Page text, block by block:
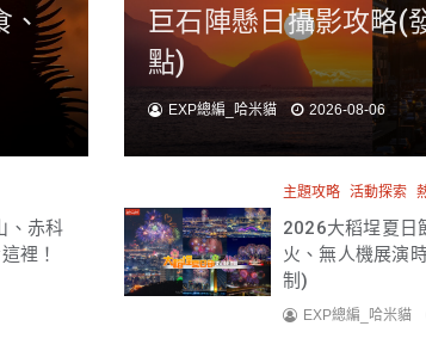
、
巨石陣懸日攝影攻略(
點)
EXP總編_哈米貓 2026-08-06
、赤科
裡！
主題攻略 活動探索
2026大稻埕夏
火、無人機展演
制)
EXP總編_哈米貓